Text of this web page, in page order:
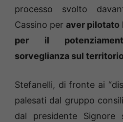
processo svolto
Cassino per aver pilotato
per il
sorveglianza sul
Stefanelli, di fronte ai
palesati dal gruppo
dal presidente Signore